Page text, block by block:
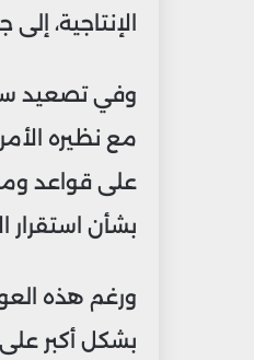
الإنتاجية،
وفي تصعيد
مع نظيره
على قواعد
بشأن استقرار
ورغم هذه
بشكل أكبر